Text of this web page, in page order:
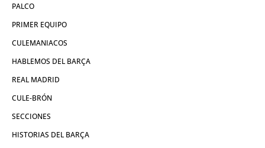
PALCO
PRIMER EQUIPO
CULEMANIACOS
HABLEMOS DEL BARÇA
REAL MADRID
CULE-BRÓN
SECCIONES
HISTORIAS DEL BARÇA